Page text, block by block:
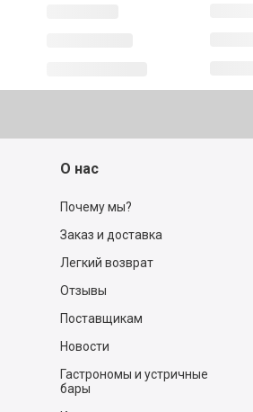
О нас
Почему мы?
Заказ и доставка
Легкий возврат
Отзывы
Поставщикам
Новости
Гастрономы и устричные
бары